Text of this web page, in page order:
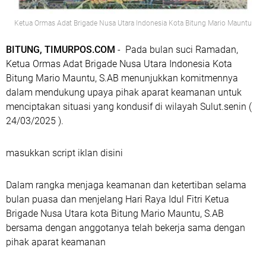
Ketua Ormas Adat Brigade Nusa Utara Indonesia Kota Bitung Mario Mauntu
BITUNG, TIMURPOS.COM - Pada bulan suci Ramadan,
Ketua Ormas Adat Brigade Nusa Utara Indonesia Kota
Bitung Mario Mauntu, S.AB menunjukkan komitmennya
dalam mendukung upaya pihak aparat keamanan untuk
menciptakan situasi yang kondusif di wilayah Sulut.senin (
24/03/2025 ).
masukkan script iklan disini
Dalam rangka menjaga keamanan dan ketertiban selama
bulan puasa dan menjelang Hari Raya Idul Fitri Ketua
Brigade Nusa Utara kota Bitung Mario Mauntu, S.AB
bersama dengan anggotanya telah bekerja sama dengan
pihak aparat keamanan